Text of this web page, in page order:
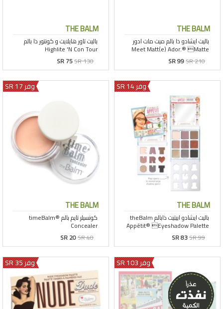
THE BALM
SR 99SR 210
THE BALM
SR 75SR 130
وفر 14 SR
THE BALM
SR 83SR 99
وفر 17 SR
THE BALM
SR 20SR 40
وفر 103 SR وفر 35 SR